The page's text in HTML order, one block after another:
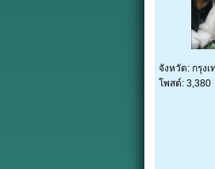
จังหวัด: กรุง
โพสต์: 3,380